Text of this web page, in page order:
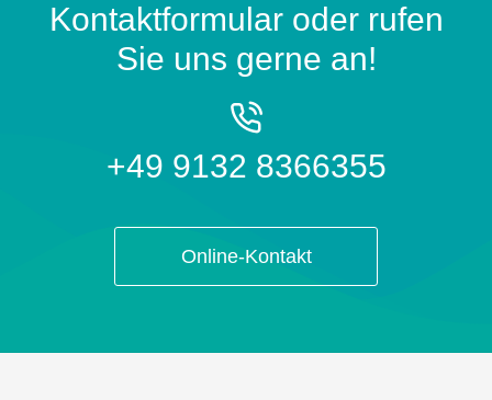
Kontaktformular oder rufen
Sie uns gerne an!
+49 9132 8366355
Online-Kontakt